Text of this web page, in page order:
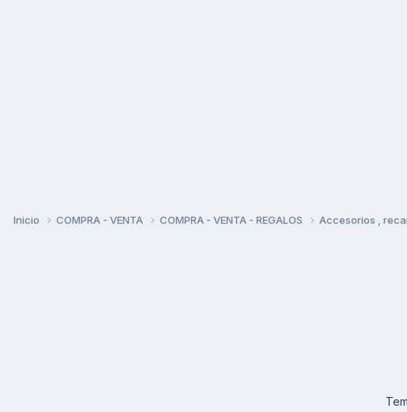
Inicio COMPRA - VENTA COMPRA - VENTA - REGALOS Accesorios ,